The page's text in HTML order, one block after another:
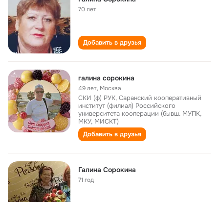
70 лет
Добавить в друзья
галина сорокина
49 лет, Москва
СКИ (ф) РУК, Саранский кооперативный
институт (филиал) Российского
университета кооперации (бывш. МУПК,
МКУ, МИСКТ)
Добавить в друзья
Галина Сорокина
71 год